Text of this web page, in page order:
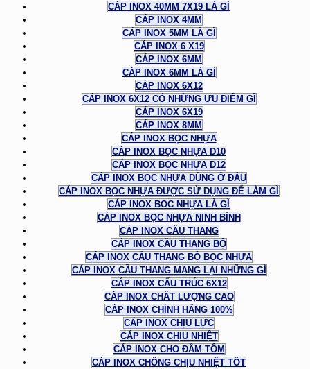
CÁP INOX 40MM 7X19 LÀ GÌ
CÁP INOX 4MM
CÁP INOX 5MM LÀ GÌ
CÁP INOX 6 X19
CÁP INOX 6MM
CÁP INOX 6MM LÀ GÌ
CÁP INOX 6X12
CÁP INOX 6X12 CÓ NHỮNG ƯU ĐIỂM GÌ
CÁP INOX 6X19
CÁP INOX 8MM
CÁP INOX BỌC NHỰA
CÁP INOX BỌC NHỰA D10
CÁP INOX BỌC NHỰA D12
CÁP INOX BỌC NHỰA DÙNG Ở ĐÂU
CÁP INOX BỌC NHỰA ĐƯỢC SỬ DỤNG ĐỂ LÀM GÌ
CÁP INOX BỌC NHỰA LÀ GÌ
CÁP INOX BỌC NHỰA NINH BÌNH
CÁP INOX CẦU THANG
CÁP INOX CẦU THANG BỘ
CÁP INOX CẦU THANG BỘ BỌC NHỰA
CÁP INOX CẦU THANG MANG LẠI NHỮNG GÌ
CÁP INOX CẤU TRÚC 6X12
CÁP INOX CHẤT LƯỢNG CAO
CÁP INOX CHÍNH HÃNG 100%
CÁP INOX CHỊU LỰC
CÁP INOX CHỊU NHIỆT
CÁP INOX CHO ĐẦM TÔM
CÁP INOX CHỐNG CHỊU NHIỆT TỐT